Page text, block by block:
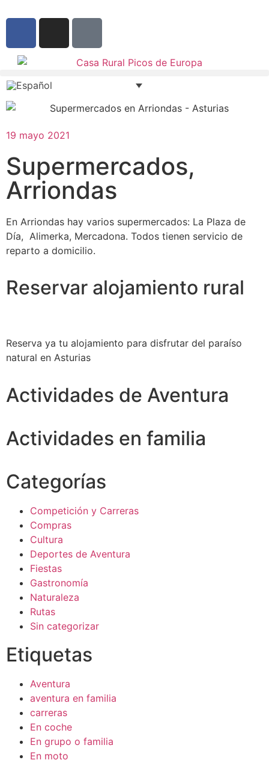
19 mayo 2021
Supermercados,
Arriondas
En Arriondas hay varios supermercados: La Plaza de
Día, Alimerka, Mercadona. Todos tienen servicio de
reparto a domicilio.
Reservar alojamiento rural
Reserva ya tu alojamiento para disfrutar del paraíso
natural en Asturias
Actividades de Aventura
Actividades en familia
Categorías
Competición y Carreras
Compras
Cultura
Deportes de Aventura
Fiestas
Gastronomía
Naturaleza
Rutas
Sin categorizar
Etiquetas
Aventura
aventura en familia
carreras
En coche
En grupo o familia
En moto